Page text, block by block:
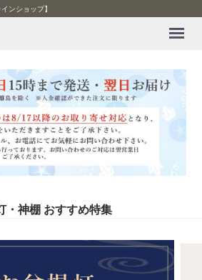
ンショップ】
・神棚 おすすめ特集